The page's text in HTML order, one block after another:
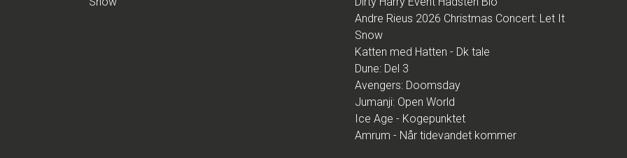
Andre Rieus 2026 Christmas Concert: Let It
Snow
Katten med Hatten - Dk tale
Dune: Del 3
Avengers: Doomsday
Jumanji: Open World
Ice Age - Kogepunktet
Amrum - Når tidevandet kommer